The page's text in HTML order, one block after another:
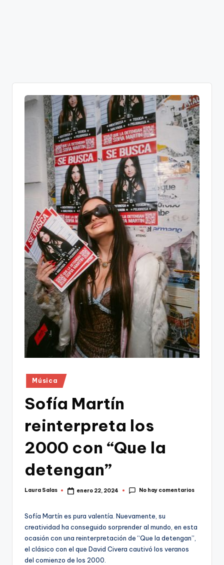
Publicado
en
Música
Sofía Martín
reinterpreta los
2000 con “Que la
detengan”
Publicado
Laura Salas enero 22, 2024 No hay comentarios
Sofía Martín es pura valentía. Nuevamente, su
creatividad ha conseguido sorprender al mundo, en esta
ocasión con una reinterpretación de “Que la detengan”,
el clásico con el que David Civera cautivó los veranos
del comienzo de los 2000.